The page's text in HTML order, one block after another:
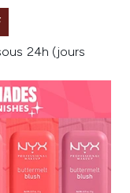
24h (jours